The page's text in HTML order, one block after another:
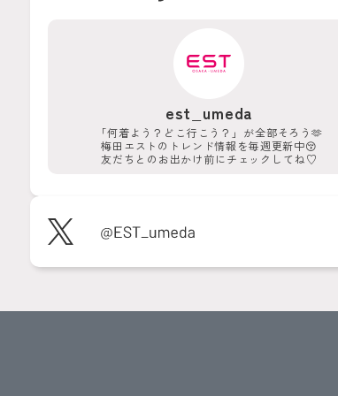
est_umeda
「何着よう？どこ行こう？」が全部そろう🫶
梅田エストのトレンド情報を毎週更新中😚
友だちとのお出かけ前にチェックしてね♡